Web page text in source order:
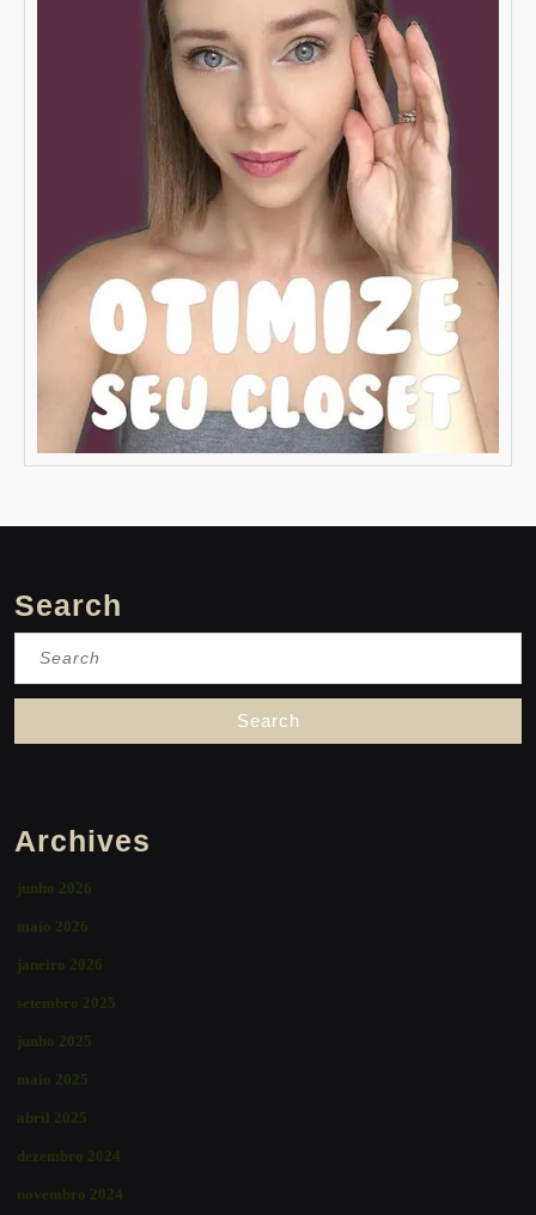
Search
Archives
junho 2026
maio 2026
janeiro 2026
setembro 2025
junho 2025
maio 2025
abril 2025
dezembro 2024
novembro 2024